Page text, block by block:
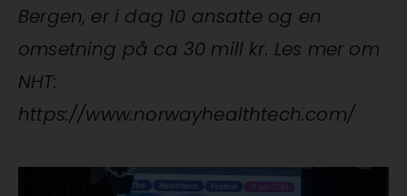
Bergen, er i dag 10 ansatte og en
omsetning på ca 30 mill kr. Les mer om
NHT:
https://www.norwayhealthtech.com/